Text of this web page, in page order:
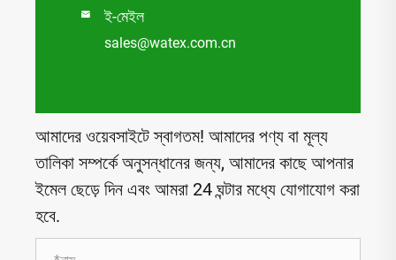
 ই-মেইল
sales@watex.com.cn
আমাদের ওয়েবসাইটে স্বাগতম! আমাদের পণ্য বা মূল্য
তালিকা সম্পর্কে অনুসন্ধানের জন্য, আমাদের কাছে আপনার
ইমেল ছেড়ে দিন এবং আমরা 24 ঘন্টার মধ্যে যোগাযোগ করা
হবে.